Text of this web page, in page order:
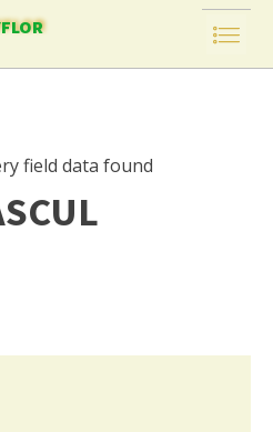
field data found